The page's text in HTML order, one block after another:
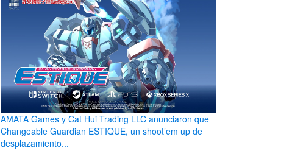
AMATA Games y Cat Hui Trading LLC anunciaron que
Changeable Guardian ESTIQUE, un shoot’em up de
desplazamiento...